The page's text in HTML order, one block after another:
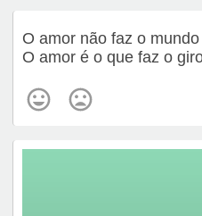
O amor não faz o mundo
O amor é o que faz o